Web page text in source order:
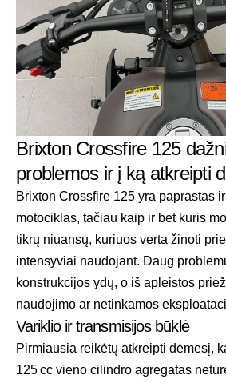
Brixton Crossfire 125
problemos ir į ką atkreipti
Brixton Crossfire 125 yra paprastas
motociklas, tačiau kaip ir bet kuris
tikrų niuansų, kuriuos verta žinoti
intensyviai naudojant. Daug
konstrukcijos ydų, o iš apleistos
naudojimo ar netinkamos
Variklio ir transmisijos būklė
Pirmiausia reikėtų atkreipti dėmesį,
125 cc vieno cilindro agregatas